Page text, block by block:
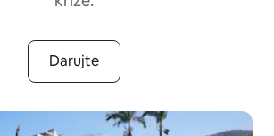
Darujte